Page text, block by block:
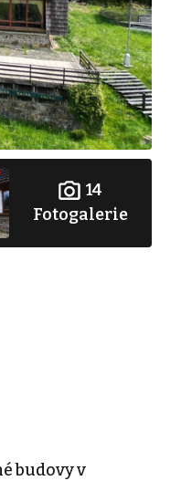
14
Fotogalerie
budovy v